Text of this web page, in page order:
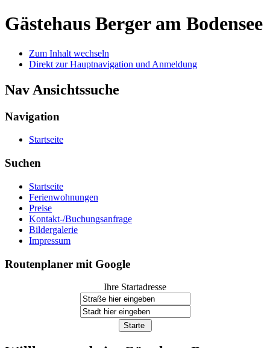
Gästehaus Berger am Bodensee
Zum Inhalt wechseln
Direkt zur Hauptnavigation und Anmeldung
Nav Ansichtssuche
Navigation
Startseite
Suchen
Startseite
Ferienwohnungen
Preise
Kontakt-/Buchungsanfrage
Bildergalerie
Impressum
Routenplaner mit Google
Ihre Startadresse